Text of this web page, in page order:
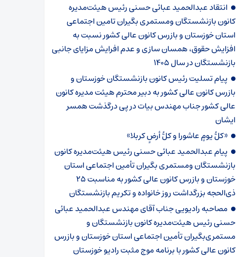
انتقاد عبدالحمید عبائی حسنی رئیس هیئت‌مدیره
کانون بازنشستگان ومستمری بگیران تامین اجتماعی
استان خوزستان و بازرس کانون عالی کشور نسبت به
افزایش حقوق، همسان سازی و عدم افرایش مزایای جانبی
بازنشستگان در سال ۱۴۰۵
پیام تسلیت رئیس کانون بازنشستگان خوزستان و
بازرس کانون عالی کشور به دبیر محترم هیئت مدیره کانون
عالی کشور جناب مهندس بیات در پی درگذشت همسر
ایشان
«کلُّ یومٍ عاشورا و کلُّ أرضٍ کربلا»
پیام عبدالحمید عبائی حسنی رئیس هیئت‌مدیره کانون
بازنشستگان ومستمری بگیران تأمین اجتماعی استان
خوزستان و بازرس کانون عالی کشور به مناسبت ۲۵
ذی‌الحجه بزرگداشت روز خانواده و تکریم بازنشستگان
مصاحبه رادیویی جناب آقای مهندس عبدالحمید عبائی
حسنی رئیس هیئت‌مدیره کانون بازنشستگان و
مستمری‌بگیران تأمین اجتماعی استان خوزستان و بازرس
کانون عالی کشور با برنامه موج مثبت رادیو خوزستان